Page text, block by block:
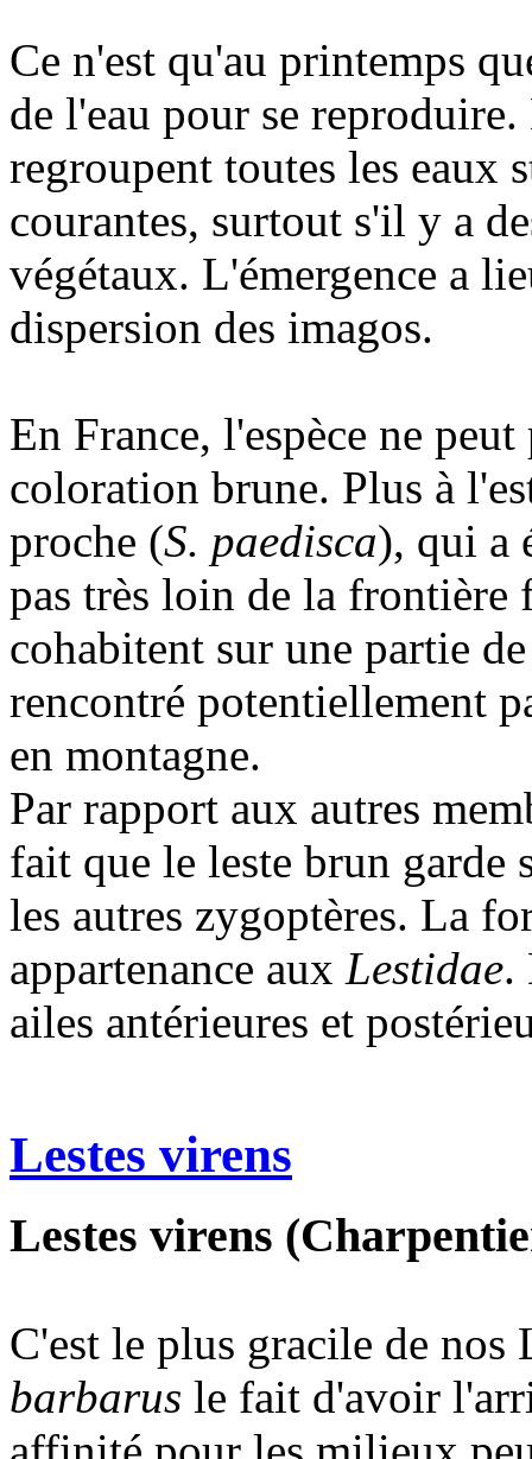
Ce n'est qu'au printemps
de l'eau pour se
regroupent toutes les eaux
courantes, surtout s'il y a
végétaux. L'émergence a
dispersion des imagos.
En France, l'espèce ne
coloration brune. Plus à
proche (S. paedisca), qui a
pas très loin de la frontière
cohabitent sur une partie
rencontré potentiellement
en montagne.
Par rapport aux autres
fait que le leste brun garde
les autres zygoptères. La
appartenance aux Lestidae.
ailes antérieures et
Lestes virens
Lestes virens
C'est le plus gracile de nos
barbarus le fait d'avoir